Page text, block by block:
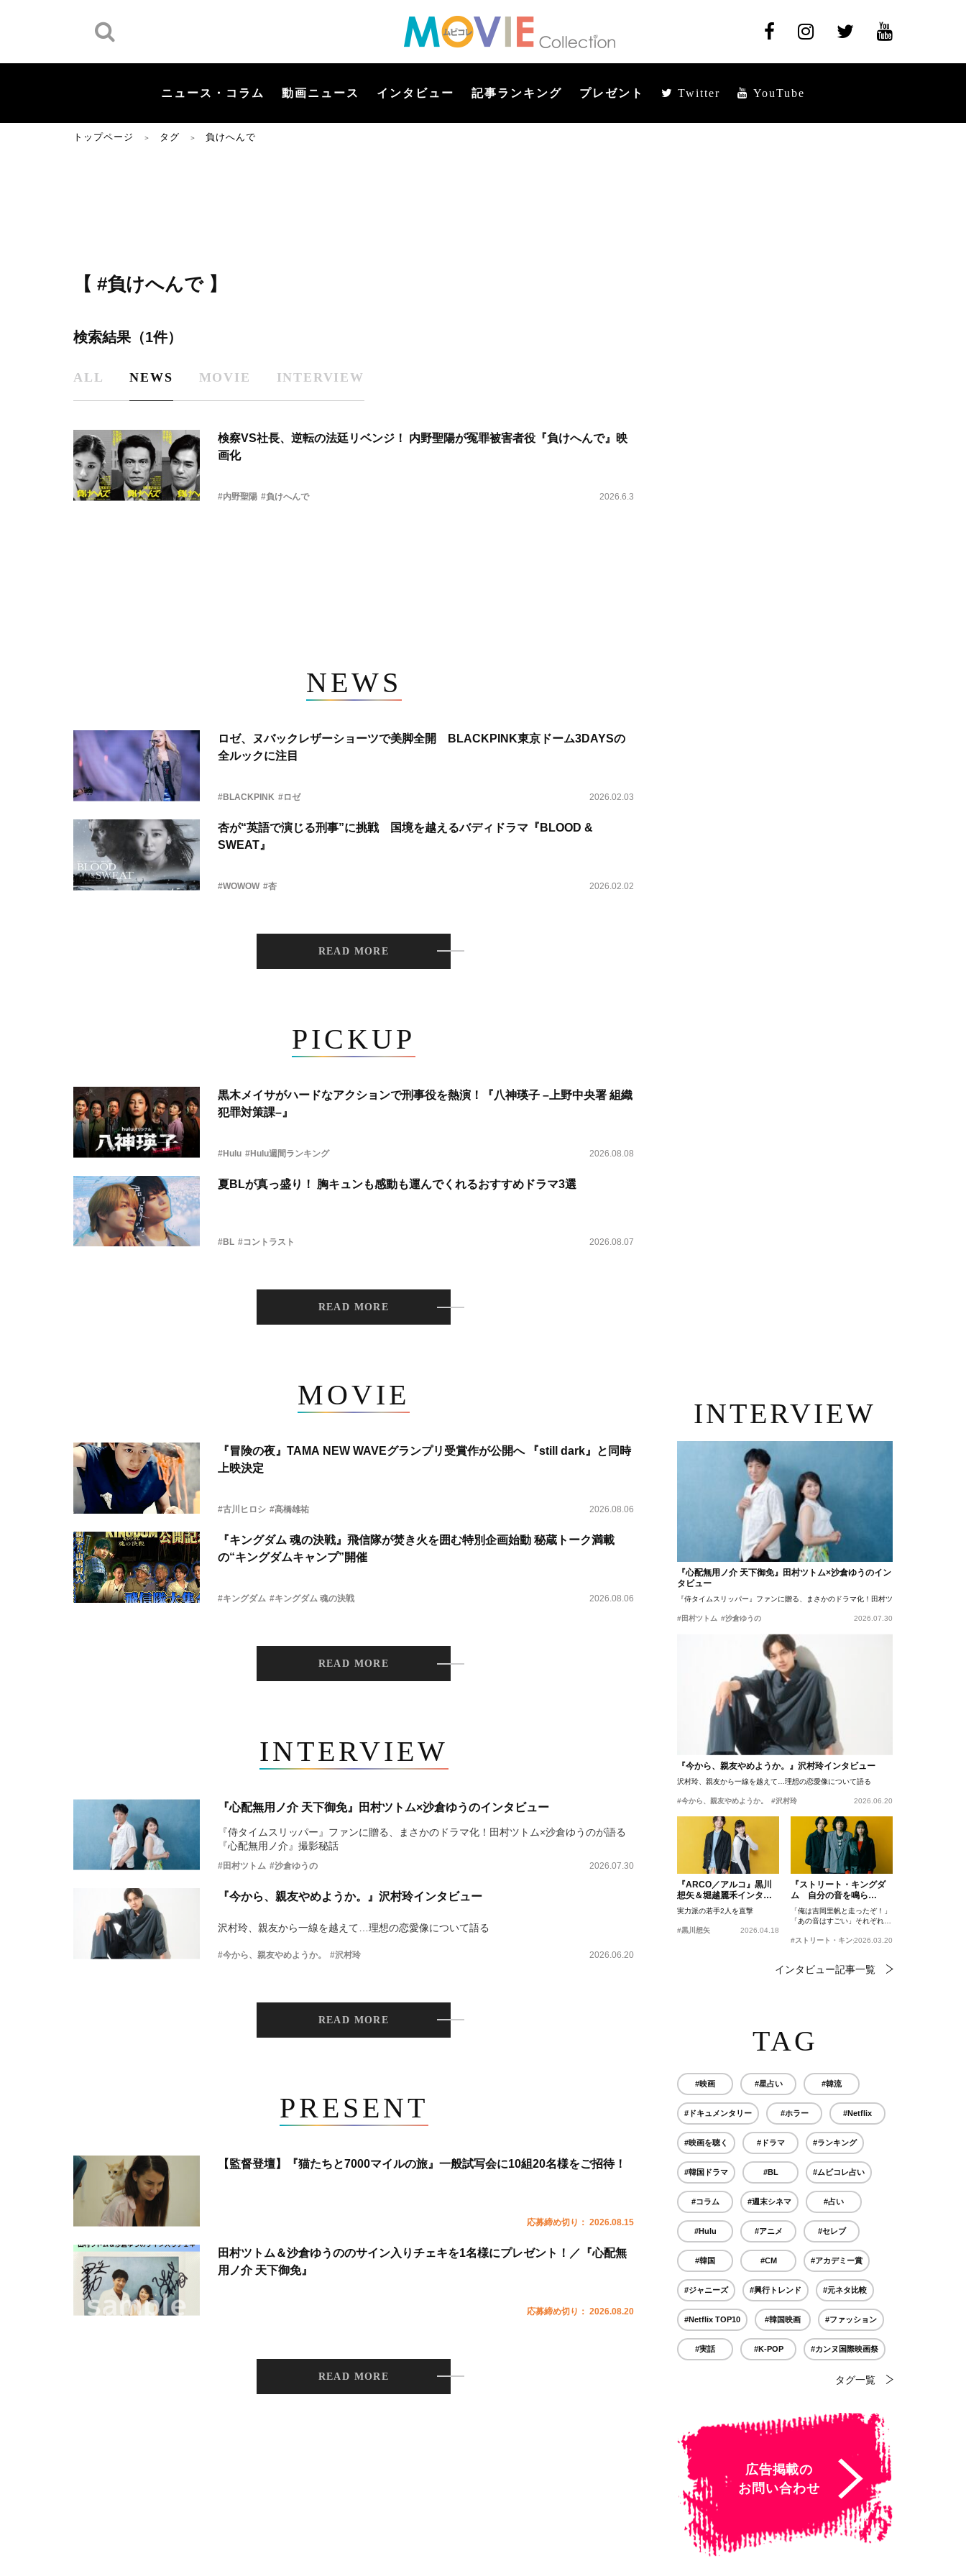
ニュース・コラム 動画ニュース インタビュー 記事ランキング プレゼント Twitter YouTube
トップページ ＞ タグ ＞ 負けへんで
【 #負けへんで 】
検索結果（1件）
ALL NEWS MOVIE INTERVIEW
検察VS社長、逆転の法廷リベンジ！ 内野聖陽が冤罪被害者役『負けへんで』映
画化
#内野聖陽 #負けへんで 2026.6.3
NEWS
ロゼ、ヌバックレザーショーツで美脚全開 BLACKPINK東京ドーム3DAYSの
全ルックに注目
#BLACKPINK #ロゼ 2026.02.03
杏が“英語で演じる刑事”に挑戦 国境を越えるバディドラマ『BLOOD &
SWEAT』
#WOWOW #杏 2026.02.02
READ MORE
PICKUP
黒木メイサがハードなアクションで刑事役を熱演！『八神瑛子 –上野中央署 組織
犯罪対策課–』
#Hulu #Hulu週間ランキング 2026.08.08
夏BLが真っ盛り！ 胸キュンも感動も運んでくれるおすすめドラマ3選
#BL #コントラスト 2026.08.07
READ MORE
MOVIE
『冒険の夜』TAMA NEW WAVEグランプリ受賞作が公開へ 『still dark』と同時
上映決定
#古川ヒロシ #髙橋雄祐 2026.08.06
『キングダム 魂の決戦』飛信隊が焚き火を囲む特別企画始動 秘蔵トーク満載
の“キングダムキャンプ”開催
#キングダム #キングダム 魂の決戦 2026.08.06
READ MORE
INTERVIEW
『心配無用ノ介 天下御免』田村ツトム×沙倉ゆうのインタビュー
『侍タイムスリッパー』ファンに贈る、まさかのドラマ化！田村ツトム×沙倉ゆうのが語る
『心配無用ノ介』撮影秘話
#田村ツトム #沙倉ゆうの 2026.07.30
『今から、親友やめようか。』沢村玲インタビュー
沢村玲、親友から一線を越えて…理想の恋愛像について語る
#今から、親友やめようか。 #沢村玲 2026.06.20
READ MORE
PRESENT
【監督登壇】『猫たちと7000マイルの旅』一般試写会に10組20名様をご招待！
応募締め切り： 2026.08.15
田村ツトム＆沙倉ゆうののサイン入りチェキを1名様にプレゼント！／『心配無
用ノ介 天下御免』
応募締め切り： 2026.08.20
READ MORE
INTERVIEW
『心配無用ノ介 天下御免』田村ツトム×沙倉ゆうのイン
タビュー
『侍タイムスリッパー』ファンに贈る、まさかのドラマ化！田村ツトム×沙倉ゆうのが語
#田村ツトム #沙倉ゆうの 2026.07.30
『今から、親友やめようか。』沢村玲インタビュー
沢村玲、親友から一線を越えて…理想の恋愛像について語る
#今から、親友やめようか。 #沢村玲 2026.06.20
『ARCO／アルコ』黒川
想矢＆堀越麗禾インタビ
ュー
実力派の若手2人を直撃
#黒川想矢 2026.04.18
『ストリート・キングダ
ム 自分の音を鳴ら
せ。』峯田和伸、若葉竜
也、吉岡里帆インタビュ
ー
「俺は吉岡里帆と走ったぞ！」
「あの音はすごい」それぞれの
#ストリート・キングダム 自分の音を鳴らせ。
2026.03.20
インタビュー記事一覧
TAG
#映画 #星占い #韓流
#ドキュメンタリー #ホラー #Netflix
#映画を聴く #ドラマ #ランキング
#韓国ドラマ #BL #ムビコレ占い
#コラム #週末シネマ #占い
#Hulu #アニメ #セレブ
#韓国 #CM #アカデミー賞
#ジャニーズ #興行トレンド #元ネタ比較
#Netflix TOP10 #韓国映画 #ファッション
#実話 #K-POP #カンヌ国際映画祭
タグ一覧
広告掲載の
お問い合わせ